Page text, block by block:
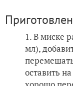
В миске
мл),
оставить